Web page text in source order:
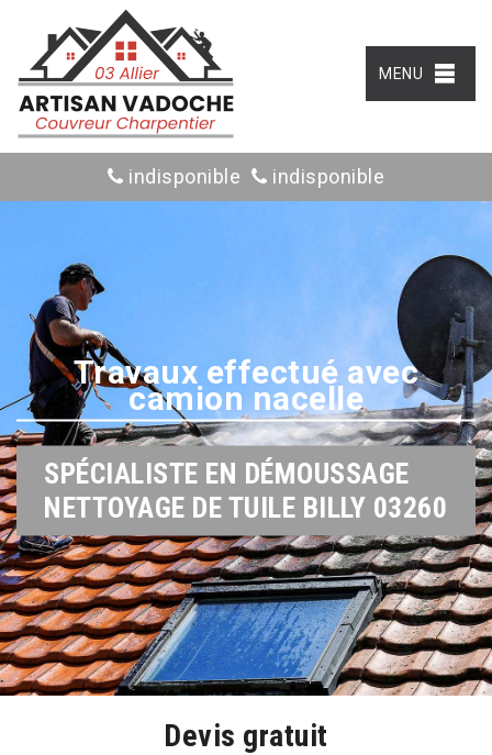
MENU
indisponible indisponible
Travaux effectué avec
camion nacelle
SPÉCIALISTE EN DÉMOUSSAGE
NETTOYAGE DE TUILE BILLY 03260
Devis gratuit